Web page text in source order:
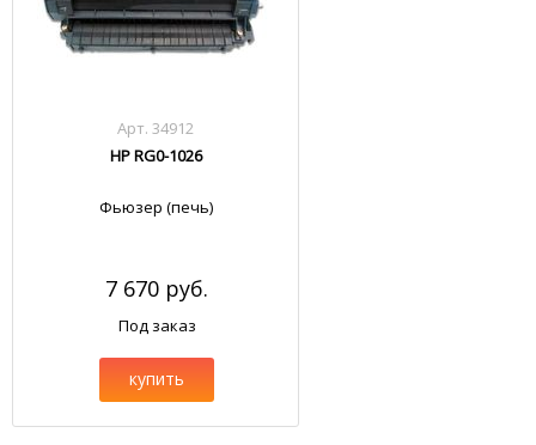
Арт. 34912
HP RG0-1026
Фьюзер (печь)
7 670 руб.
Под заказ
купить